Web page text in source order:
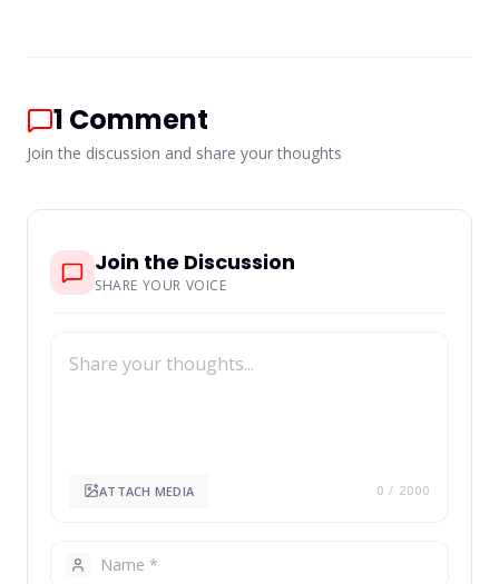
1 Comment
Join the discussion and share your thoughts
Join the Discussion
SHARE YOUR VOICE
ATTACH MEDIA 0 / 2000